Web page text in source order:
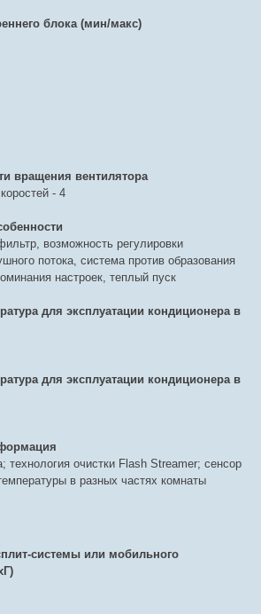
блока (мин/макс)
вращения вентилятора
- 4
возможность регулировки
потока, система против образования
настроек, теплый пуск
для эксплуатации кондиционера в
для эксплуатации кондиционера в
технология очистки Flash Streamer; сенсор
в разных частях комнаты
системы или мобильного